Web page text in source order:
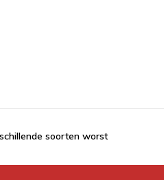
soorten worst